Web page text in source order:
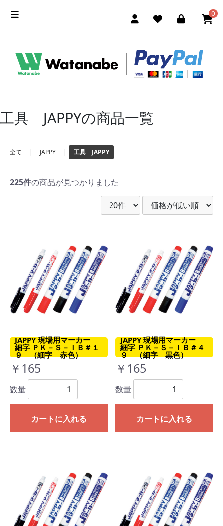
0
工具 JAPPYの商品一覧
全て | JAPPY | 工具 JAPPY
225件の商品が見つかりました
JAPPY 現場用マーカー
細字 ＰＫ－Ｓ－ＩＢ＃１
９ （細字 赤色）
￥165
数量
カートに入れる
JAPPY 現場用マーカー
細字 ＰＫ－Ｓ－ＩＢ＃４
９ （細字 黒色）
￥165
数量
カートに入れる